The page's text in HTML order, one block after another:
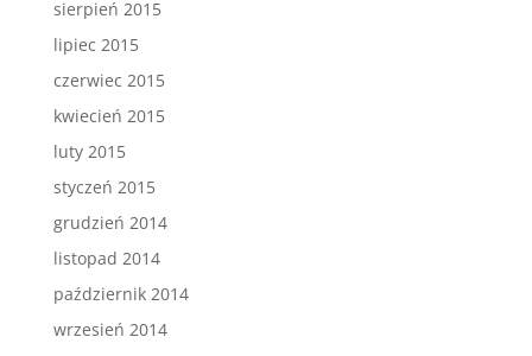
sierpień 2015
lipiec 2015
czerwiec 2015
kwiecień 2015
luty 2015
styczeń 2015
grudzień 2014
listopad 2014
październik 2014
wrzesień 2014